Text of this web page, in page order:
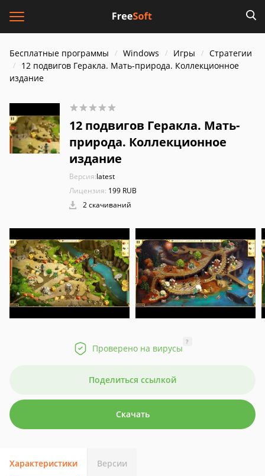
Бесплатные программы Windows Игры
Стратегии
12 подвигов Геракла. Мать-природа. Коллекционное
издание
12 подвигов Геракла. Мать-
природа. Коллекционное
издание
Версия:latest
Лицензия: 199 RUB
2 скачиваний
Проверено на вирусы
?
Поделиться ссылкой
Скачать
Характеристики Версии